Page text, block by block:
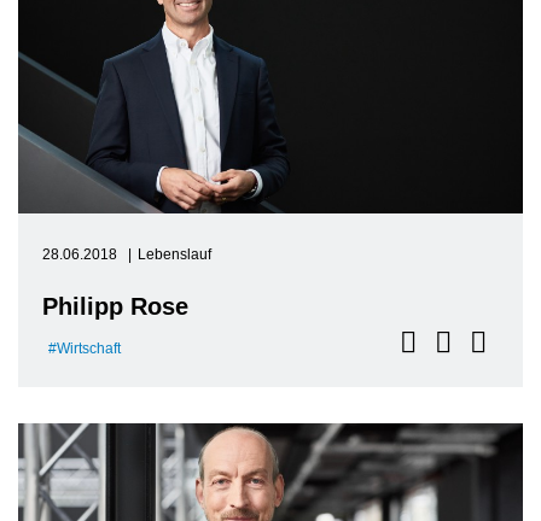
28.06.2018 Lebenslauf
Philipp Rose
Wirtschaft